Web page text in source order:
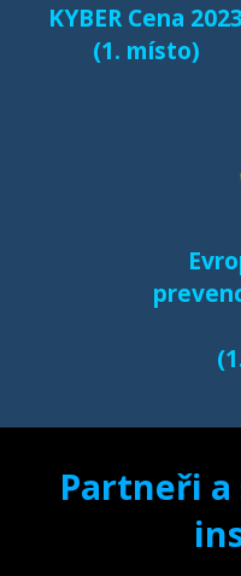
KYBER Cena 2023
(1. místo)
Partneři